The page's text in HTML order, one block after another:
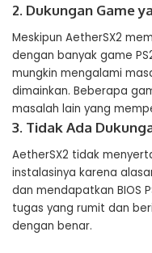
2. Dukungan Game
Meskipun AetherSX2
dengan banyak game
mungkin mengalami
dimainkan. Beberapa
masalah lain yang
3. Tidak Ada
AetherSX2 tidak
instalasinya karena
dan mendapatkan BIOS
tugas yang rumit dan
dengan benar.